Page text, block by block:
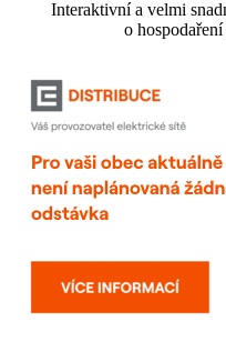
Interaktivní a velmi
o